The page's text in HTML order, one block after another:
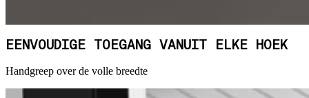
EENVOUDIGE TOEGANG VANUIT ELKE HOEK
Handgreep over de volle breedte